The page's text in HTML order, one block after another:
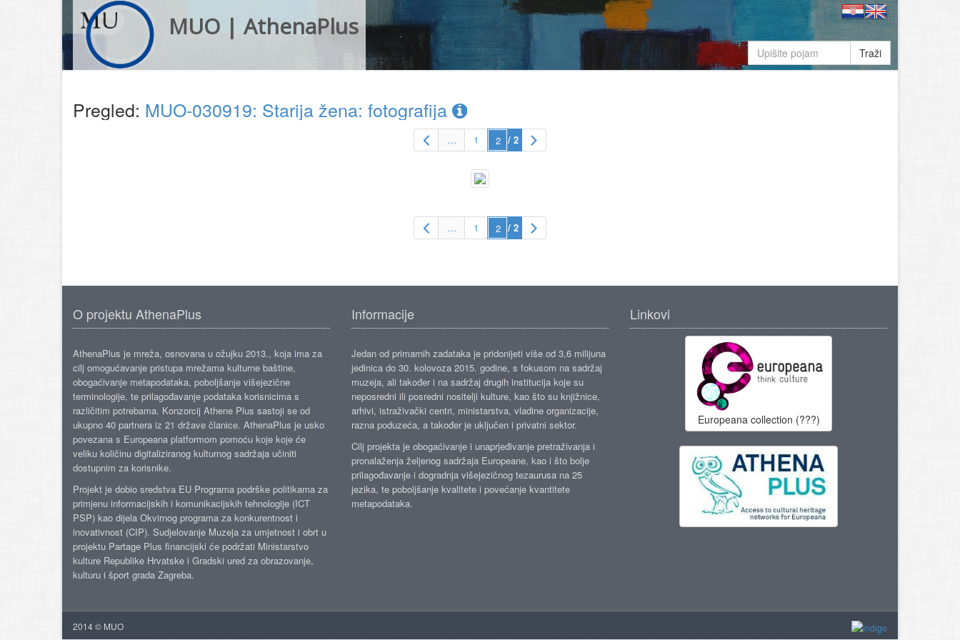
MUO | AthenaPlus
Traži
Pregled: MUO-030919: Starija žena: fotografija
… 1 / 2
… 1 / 2
O projektu AthenaPlus
AthenaPlus je mreža, osnovana u ožujku 2013., koja ima za
cilj omogućavanje pristupa mrežama kulturne baštine,
obogaćivanje metapodataka, poboljšanje višejezične
terminologije, te prilagođavanje podataka korisnicima s
različitim potrebama. Konzorcij Athene Plus sastoji se od
ukupno 40 partnera iz 21 države članice. AthenaPlus je usko
povezana s Europeana platformom pomoću koje koje će
veliku količinu digitaliziranog kulturnog sadržaja učiniti
dostupnim za korisnike.
Projekt je dobio sredstva EU Programa podrške politikama za
primjenu informacijskih i komunikacijskih tehnologije (ICT
PSP) kao dijela Okvirnog programa za konkurentnost i
inovativnost (CIP). Sudjelovanje Muzeja za umjetnost i obrt u
projektu Partage Plus financijski će podržati Ministarstvo
kulture Republike Hrvatske i Gradski ured za obrazovanje,
kulturu i šport grada Zagreba.
Informacije
Jedan od primarnih zadataka je pridonijeti više od 3,6 milijuna
jedinica do 30. kolovoza 2015. godine, s fokusom na sadržaj
muzeja, ali također i na sadržaj drugih institucija koje su
neposredni ili posredni nositelji kulture, kao što su knjižnice,
arhivi, istraživački centri, ministarstva, vladine organizacije,
razna poduzeća, a također je uključen i privatni sektor.
Cilj projekta je obogaćivanje i unaprjeđivanje pretraživanja i
pronalaženja željenog sadržaja Europeane, kao i što bolje
prilagođavanje i dogradnja višejezičnog tezaurusa na 25
jezika, te poboljšanje kvalitete i povećanje kvantitete
metapodataka.
Linkovi
Europeana collection (???)
2014 © MUO